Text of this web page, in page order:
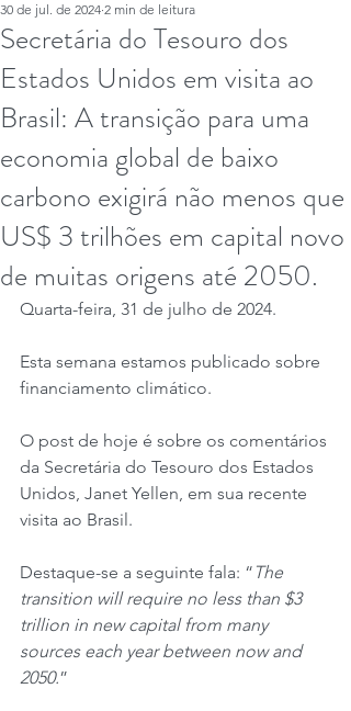
Secretária do Tesouro dos
Estados Unidos em visita ao
Brasil: A transição para uma
economia global de baixo
carbono exigirá não menos que
US$ 3 trilhões em capital novo
de muitas origens até 2050.
30 de jul. de 2024 2 min de leitura
Quarta-feira, 31 de julho de 2024.
Esta semana estamos publicado sobre
financiamento climático.
O post de hoje é sobre os comentários
da Secretária do Tesouro dos Estados
Unidos, Janet Yellen, em sua recente
visita ao Brasil.
Destaque-se a seguinte fala: “ The
transition will require no less than $3
trillion in new capital from many
sources each year between now and
2050.”